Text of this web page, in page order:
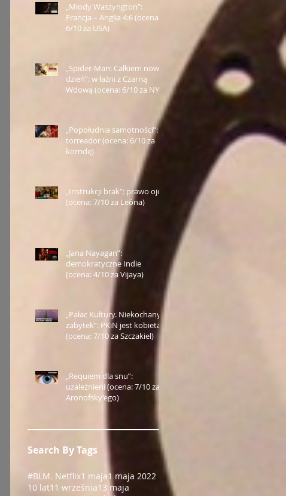
„Młody Waszyngton”:
Francja – Anglia 4:6 (ocena:
6/10 za USA)
„Spider-Man: Całkiem nowy
dzień”: w łaźni z Czarną
Wdową (ocena: 6/10 za NY)
„Popołudnia samotności”:
torreador (ocena: 6/10 za
korridę)
„Instrukcji brak”: prawo ojca
(ocena: 7/10 za Leóna)
„Jana Nayagan”:
demokratyczne Indie
(ocena: 4/10 za Vijaya)
„Pałac Kultury. Niekochany
zabytek”: PKiN jest kobietą
(ocena: 7/10 za Szczakiel)
„Requiem dla snu”:
uzależnieni (ocena: 7/10 za
Aronofsky’ego)
Search By Tags
#BLM. Netflix1 maja1 maja 2022
10 lat11 września13 maja